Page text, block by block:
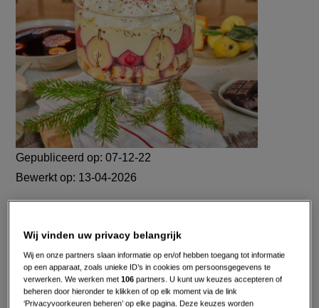
Gepubliceerd op: 07-12-22
Bewerkt op: 13-04-2026
Wij vinden uw privacy belangrijk
Wij en onze partners slaan informatie op en/of hebben toegang tot informatie
op een apparaat, zoals unieke ID’s in cookies om persoonsgegevens te
verwerken. We werken met106 partners. U kunt uw keuzes accepteren of
beheren door hieronder te klikken of op elk moment via de link
‘Privacyvoorkeuren beheren’ op elke pagina. Deze keuzes worden